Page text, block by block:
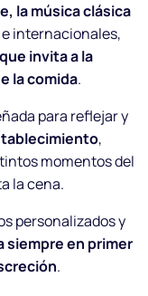
la música clásica
internacionales,
invita a la
la comida.
para reflejar y
,
momentos del
la cena.
personalizados y
siempre en primer
.